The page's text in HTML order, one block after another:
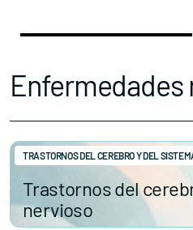
Enfermedades
Trastornos del
nervioso
TRASTORNOS DEL CEREBRO Y DEL